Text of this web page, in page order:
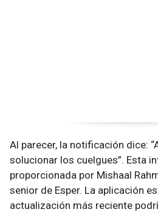
Al parecer, la notificación dice:
solucionar los cuelgues”. Esta
proporcionada por Mishaal
senior de Esper. La aplicación
actualización más reciente